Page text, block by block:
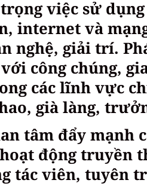
việc sử
internet và
nghệ, giải trí.
công chúng,
các lĩnh vực
già làng,
tâm đẩy mạnh
động truyền
tác viên, tuyên